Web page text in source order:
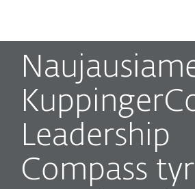
Leadership
Compass